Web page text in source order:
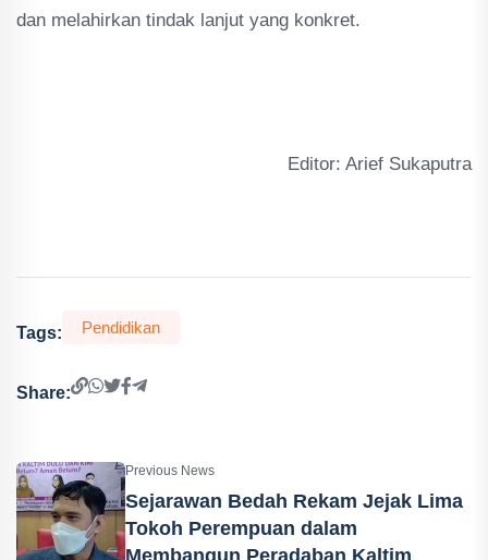
dan melahirkan tindak lanjut yang konkret.
Editor: Arief Sukaputra
Tags: Pendidikan
Share:
Previous News
Sejarawan Bedah Rekam Jejak Lima
Tokoh Perempuan dalam
Membangun Peradaban Kaltim